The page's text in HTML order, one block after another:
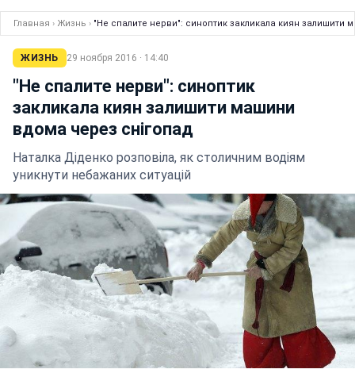
Главная › Жизнь › "Не спалите нерви": синоптик закликала киян залишити
ЖИЗНЬ 29 ноября 2016 · 14:40
"Не спалите нерви": синоптик
закликала киян залишити машини
вдома через снігопад
Наталка Діденко розповіла, як столичним водіям
уникнути небажаних ситуацій